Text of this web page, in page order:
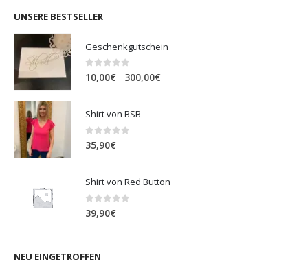
UNSERE BESTSELLER
Geschenkgutschein
0out of 5
10,00€ – 300,00€
Shirt von BSB
0out of 5
35,90€
Shirt von Red Button
0 out of 5
39,90€
NEU EINGETROFFEN